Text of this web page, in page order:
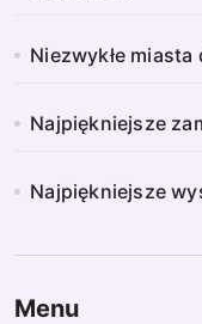
Niezwykłe
Najpiękniejsze
Najpiękniejsze
Menu